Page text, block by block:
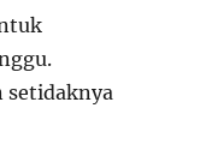
setidaknya